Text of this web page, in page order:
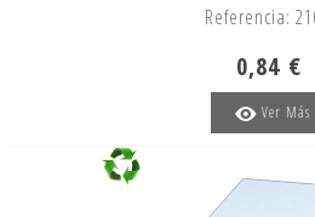
Referencia:
0,84 €
Ver Más